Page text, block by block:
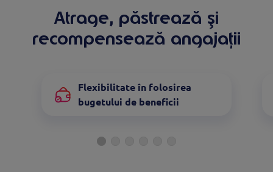
Atrage, păstrează și
recompensează angajații
Flexibilitate în folosirea
bugetului de beneficii